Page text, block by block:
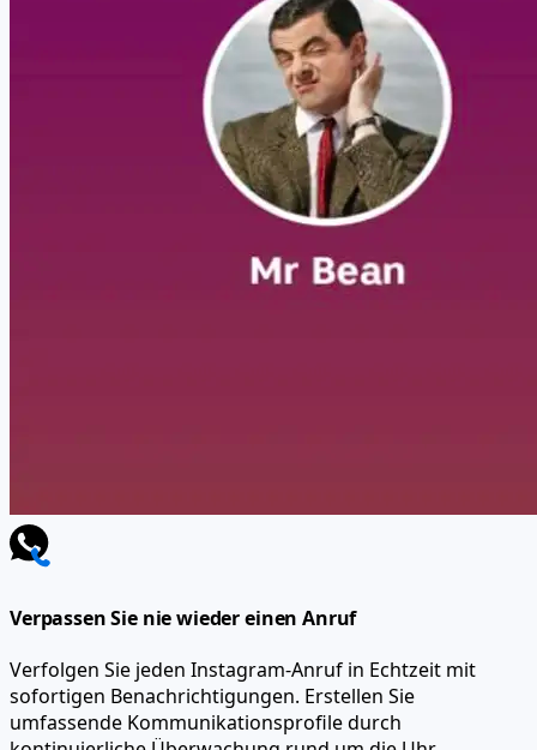
Verpassen Sie nie wieder einen Anruf
Verfolgen Sie jeden Instagram-Anruf in Echtzeit mit
sofortigen Benachrichtigungen. Erstellen Sie
umfassende Kommunikationsprofile durch